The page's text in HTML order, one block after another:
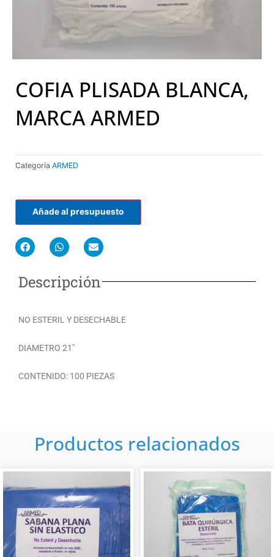
COFIA PLISADA BLANCA,
MARCA ARMED
Categoría ARMED
Añade al presupuesto
F
a
c
b
o
W
h
a
s
a
E
n
v
l
o
Descripción
NO ESTERIL Y DESECHABLE
DIAMETRO 21″
CONTENIDO: 100 PIEZAS
Productos relacionados